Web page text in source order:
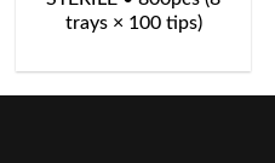
trays × 100 tips)